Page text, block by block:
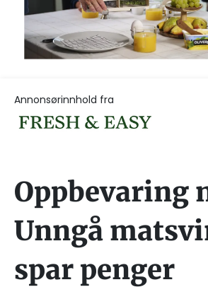
Annonsørinnhold fra
Oppbevaring
Unngå
spar penger